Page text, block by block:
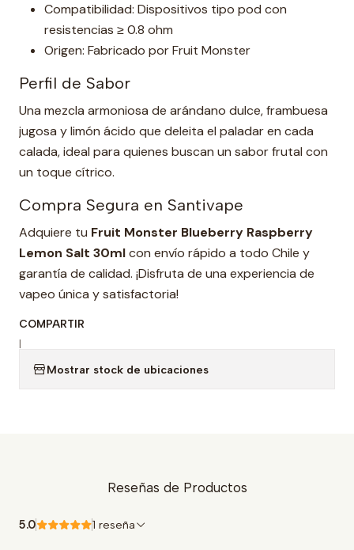
Compatibilidad: Dispositivos tipo pod con
resistencias ≥ 0.8 ohm
Origen: Fabricado por Fruit Monster
Perfil de Sabor
Una mezcla armoniosa de arándano dulce, frambuesa
jugosa y limón ácido que deleita el paladar en cada
calada, ideal para quienes buscan un sabor frutal con
un toque cítrico.
Compra Segura en Santivape
Adquiere tu Fruit Monster Blueberry Raspberry
Lemon Salt 30mlcon envío rápido a todo Chile y
garantía de calidad. ¡Disfruta de una experiencia de
vapeo única y satisfactoria!
COMPARTIR
|
Mostrar stock de ubicaciones
Reseñas de Productos
5.0 1 reseña